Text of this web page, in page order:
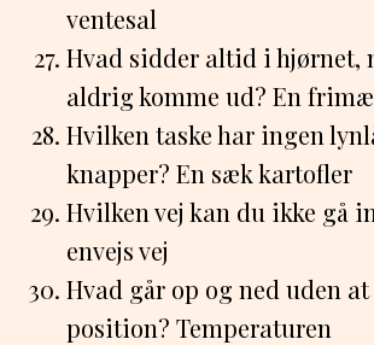
ventesal
Hvad sidder altid i hjørnet,
aldrig komme ud? En
Hvilken taske har ingen
knapper? En sæk kartofler
Hvilken vej kan du ikke gå
envejs vej
Hvad går op og ned uden
position? Temperaturen